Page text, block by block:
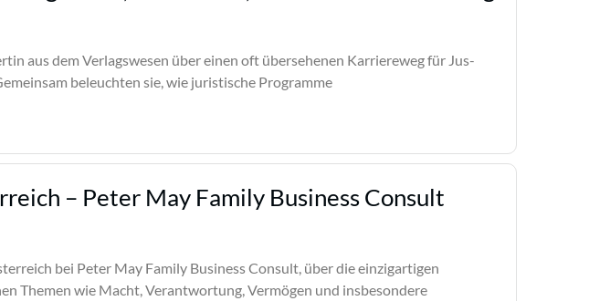
aus dem Verlagswesen über einen oft übersehenen Karriereweg für Jus-
beleuchten sie, wie juristische Programme
– Peter May Family Business Consult
bei Peter May Family Business Consult, über die einzigartigen
Themen wie Macht, Verantwortung, Vermögen und insbesondere